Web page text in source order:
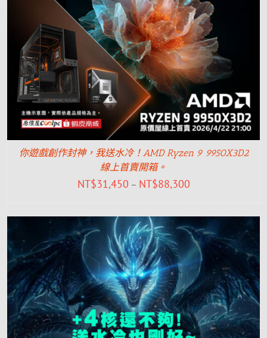
你遊戲創作封神，我送水冷！AMD Ryzen 9 9950X3D2
線上首賣開箱。
NT$31,450 – NT$88,300